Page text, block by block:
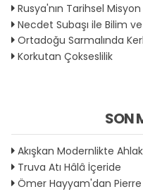
Rusya'nın Tarihsel Misyon
Necdet Subaşı ile Bilim
Ortadoğu Sarmalında
Korkutan Çokseslilik
SON
Akışkan Modernlikte
Truva Atı Hâlâ İçeride
Ömer Hayyam'dan Pierre